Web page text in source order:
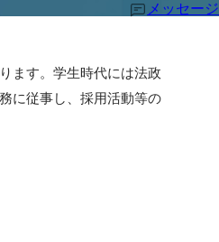
メッセージ
ます。学生時代には法政
に従事し、採用活動等の